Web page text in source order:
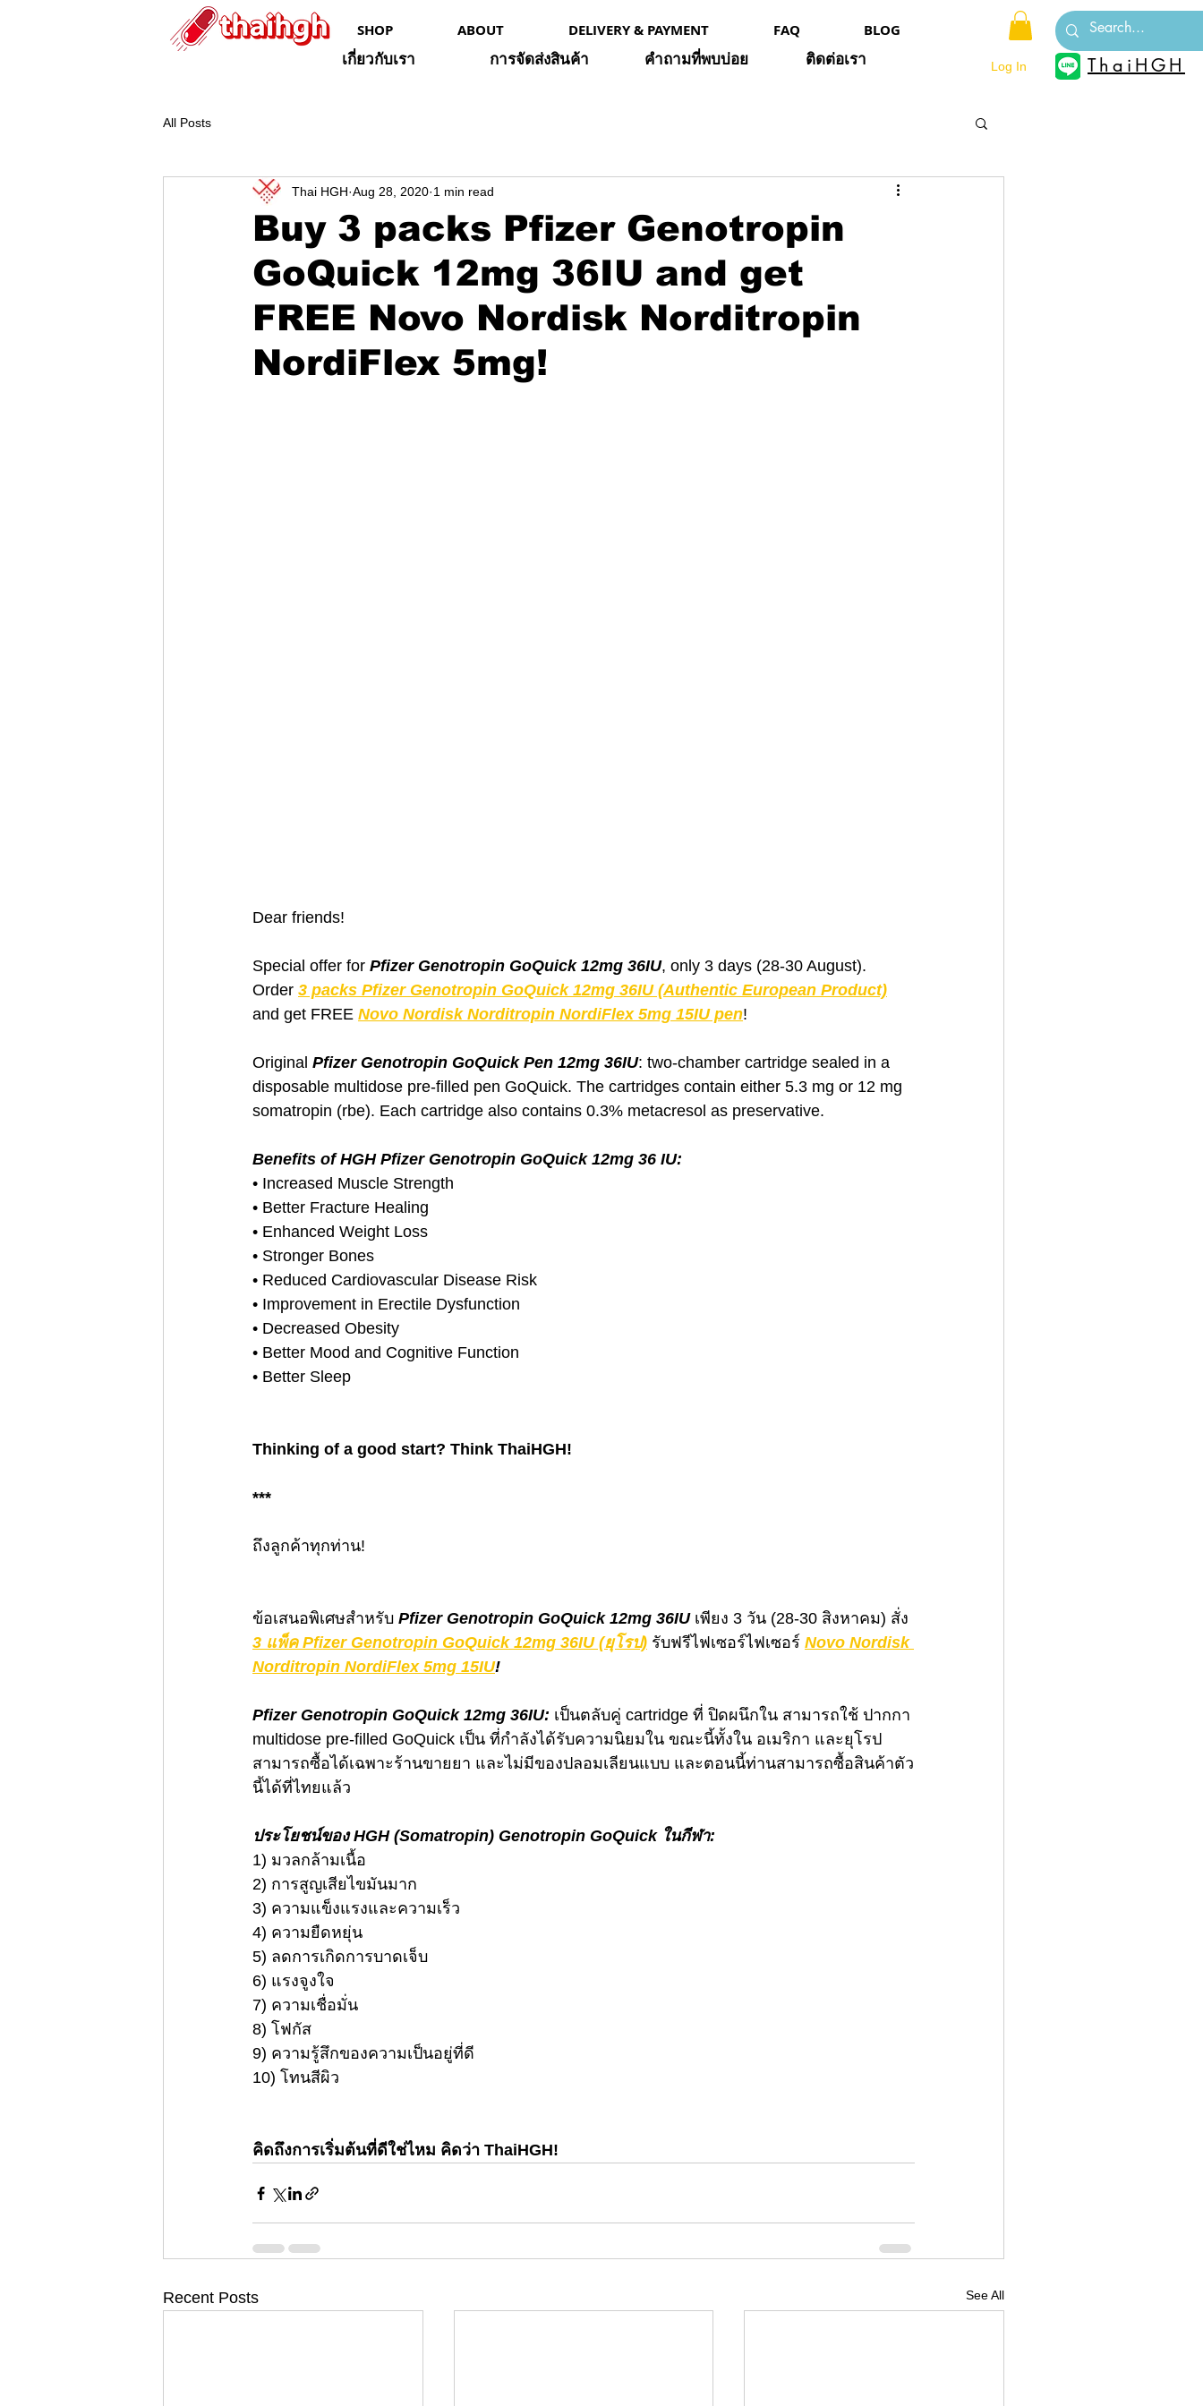
SHOP ABOUT DELIVERY & PAYMENT FAQ BLOG
เกี่ยวกับเรา การจัดส่งสินค้า Log In
ติดต่อเรา
คำถามที่พบบ่อย ThaiHGH
All Posts
Buy 3 packs Pfizer Genotropin
GoQuick 12mg 36IU and get
FREE Novo Nordisk Norditropin
NordiFlex 5mg!
Thai HGH Aug 28, 2020 1 min read
Dear friends!
Special offer for Pfizer Genotropin GoQuick 12mg 36IU, only 3 days (28-30 August).
Order 3 packs Pfizer Genotropin GoQuick 12mg 36IU (Authentic European Product)
and get FREE Novo Nordisk Norditropin NordiFlex 5mg 15IU pen!
Original Pfizer Genotropin GoQuick Pen 12mg 36IU: two-chamber cartridge sealed in a
disposable multidose pre-filled pen GoQuick. The cartridges contain either 5.3 mg or 12 mg
somatropin (rbe). Each cartridge also contains 0.3% metacresol as preservative.
Benefits of HGH Pfizer Genotropin GoQuick 12mg 36 IU:
• Increased Muscle Strength
• Better Fracture Healing
• Enhanced Weight Loss
• Stronger Bones
• Reduced Cardiovascular Disease Risk
• Improvement in Erectile Dysfunction
• Decreased Obesity
• Better Mood and Cognitive Function
• Better Sleep
Thinking of a good start? Think ThaiHGH!
***
ถึงลูกค้าทุกท่าน!
ข้อเสนอพิเศษสำหรับ Pfizer Genotropin GoQuick 12mg 36IU เพียง 3 วัน (28-30 สิงหาคม) สั่ง
3 แพ็ค Pfizer Genotropin GoQuick 12mg 36IU (ยุโรป) รับฟรีไฟเซอร์ไฟเซอร์ Novo Nordisk
Norditropin NordiFlex 5mg 15IU!
Pfizer Genotropin GoQuick 12mg 36IU: เป็นตลับคู่ cartridge ที่ ปิดผนึกใน สามารถใช้ ปากกา
multidose pre-filled GoQuick เป็น ที่กําลังได้รับความนิยมใน ขณะนี้ทั้งใน อเมริกา และยุโรป
สามารถซื้อได้เฉพาะร้านขายยา และไม่มีของปลอมเลียนแบบ และตอนนี้ท่านสามารถซื้อสินค้าตัว
นี้ได้ที่ไทยแล้ว
ประโยชน์ของ HGH (Somatropin) Genotropin GoQuick ในกีฬา:
1) มวลกล้ามเนื้อ
2) การสูญเสียไขมันมาก
3) ความแข็งแรงและความเร็ว
4) ความยืดหยุ่น
5) ลดการเกิดการบาดเจ็บ
6) แรงจูงใจ
7) ความเชื่อมั่น
8) โฟกัส
9) ความรู้สึกของความเป็นอยู่ที่ดี
10) โทนสีผิว
คิดถึงการเริ่มต้นที่ดีใช่ไหม คิดว่า ThaiHGH!
Recent Posts See All